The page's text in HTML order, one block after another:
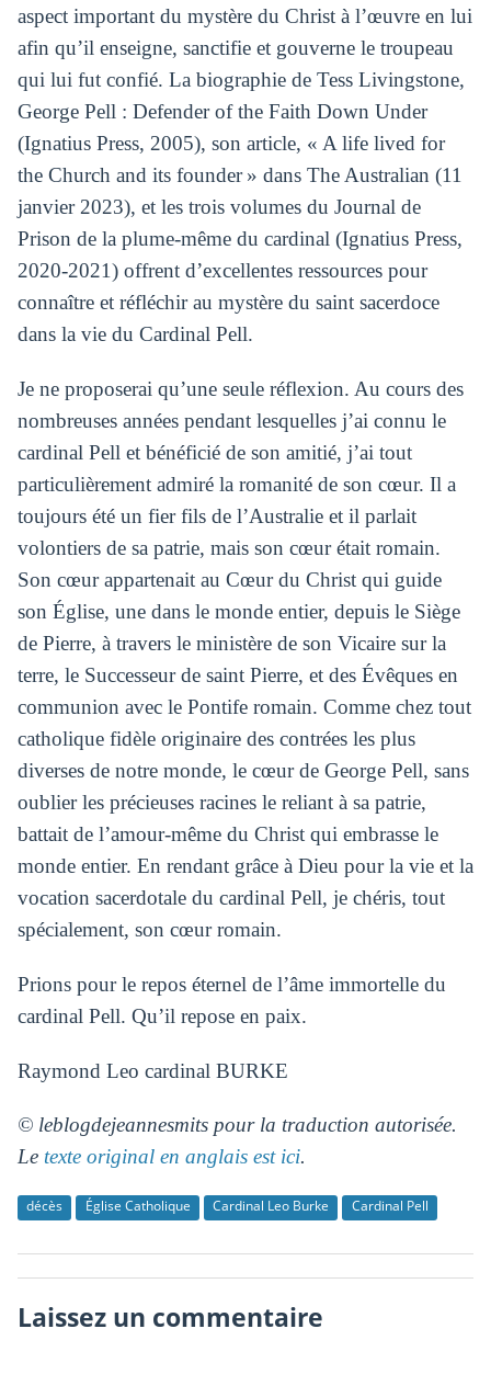
aspect important du mystère du Christ à l’œuvre en lui
afin qu’il enseigne, sanctifie et gouverne le troupeau
qui lui fut confié. La biographie de Tess Livingstone,
George Pell : Defender of the Faith Down Under
(Ignatius Press, 2005), son article, « A life lived for
the Church and its founder » dans The Australian (11
janvier 2023), et les trois volumes du Journal de
Prison de la plume-même du cardinal (Ignatius Press,
2020-2021) offrent d’excellentes ressources pour
connaître et réfléchir au mystère du saint sacerdoce
dans la vie du Cardinal Pell.
Je ne proposerai qu’une seule réflexion. Au cours des
nombreuses années pendant lesquelles j’ai connu le
cardinal Pell et bénéficié de son amitié, j’ai tout
particulièrement admiré la romanité de son cœur. Il a
toujours été un fier fils de l’Australie et il parlait
volontiers de sa patrie, mais son cœur était romain.
Son cœur appartenait au Cœur du Christ qui guide
son Église, une dans le monde entier, depuis le Siège
de Pierre, à travers le ministère de son Vicaire sur la
terre, le Successeur de saint Pierre, et des Évêques en
communion avec le Pontife romain. Comme chez tout
catholique fidèle originaire des contrées les plus
diverses de notre monde, le cœur de George Pell, sans
oublier les précieuses racines le reliant à sa patrie,
battait de l’amour-même du Christ qui embrasse le
monde entier. En rendant grâce à Dieu pour la vie et la
vocation sacerdotale du cardinal Pell, je chéris, tout
spécialement, son cœur romain.
Prions pour le repos éternel de l’âme immortelle du
cardinal Pell. Qu’il repose en paix.
Raymond Leo cardinal BURKE
© leblogdejeannesmits pour la traduction autorisée.
Le texte original en anglais est ici.
décès Église Catholique Cardinal Leo Burke Cardinal Pell
Laissez un commentaire